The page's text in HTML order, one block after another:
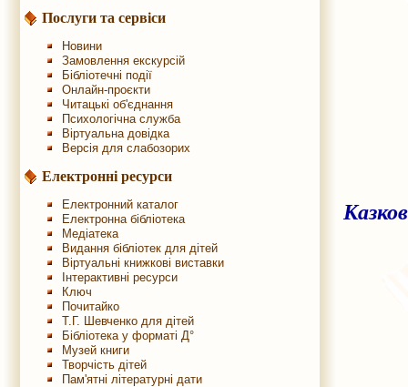
Послуги та сервіси
Новини
Замовлення екскурсій
Бібліотечні події
Онлайн-проєкти
Читацькі об'єднання
Психологічна служба
Віртуальна довідка
Версія для слабозорих
Електронні ресурси
Електронний каталог
Електронна бібліотека
Медіатека
Видання бібліотек для дітей
Віртуальні книжкові виставки
Інтерактивні ресурси
Ключ
Почитайко
Т.Г. Шевченко для дітей
Бібліотека у форматі Д°
Музей книги
Творчість дітей
Пам'ятні літературні дати